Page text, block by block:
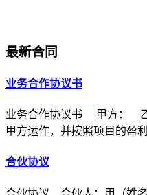
最新合同
业务合作协议书
业务合作协议书 甲方： 乙
甲方运作，并按照项目的盈
合伙协议